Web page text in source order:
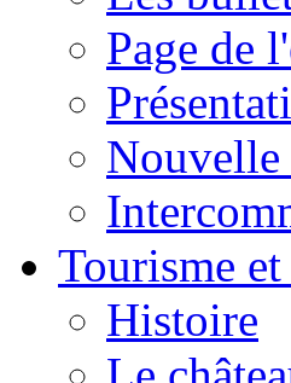
Page de
Nouvelle
Tourisme
Histoire